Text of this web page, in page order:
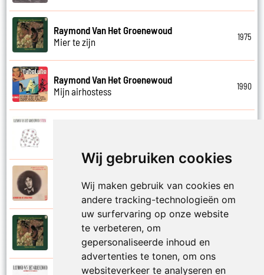
Wij gebruiken cookies
Wij maken gebruik van cookies en
andere tracking-technologieën om
uw surfervaring op onze website
te verbeteren, om
gepersonaliseerde inhoud en
advertenties te tonen, om ons
websiteverkeer te analyseren en
Raymond Van Het Groenewoud
Mier te zijn
1975
Raymond Van Het Groenewoud
Mijn airhostess
1990
Mijn lieve schatje
Raymond Van Het Groenewoud
Mijn schoolgaande jeugd